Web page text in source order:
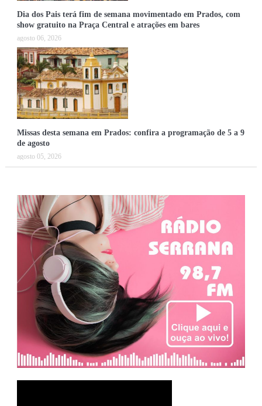
Dia dos Pais terá fim de semana movimentado em Prados, com
show gratuito na Praça Central e atrações em bares
agosto 06, 2026
Missas desta semana em Prados: confira a programação de 5 a 9
de agosto
agosto 05, 2026